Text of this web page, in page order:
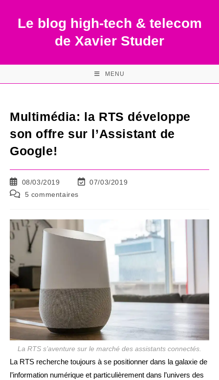
contentLe blog high-tech & telecom
de Xavier Studer
MENU
Multimédia: la RTS développe
son offre sur l’Assistant de
Google!
Publication
publiée :
08/03/2019
Dernière
publication :
07/03/2019
Commentaires
publication :
5 commentaires
La RTS s’aventure sur le marché des assistants connectés.
La RTS recherche toujours à se positionner dans la galaxie de
l’information numérique et particulièrement dans l’univers des